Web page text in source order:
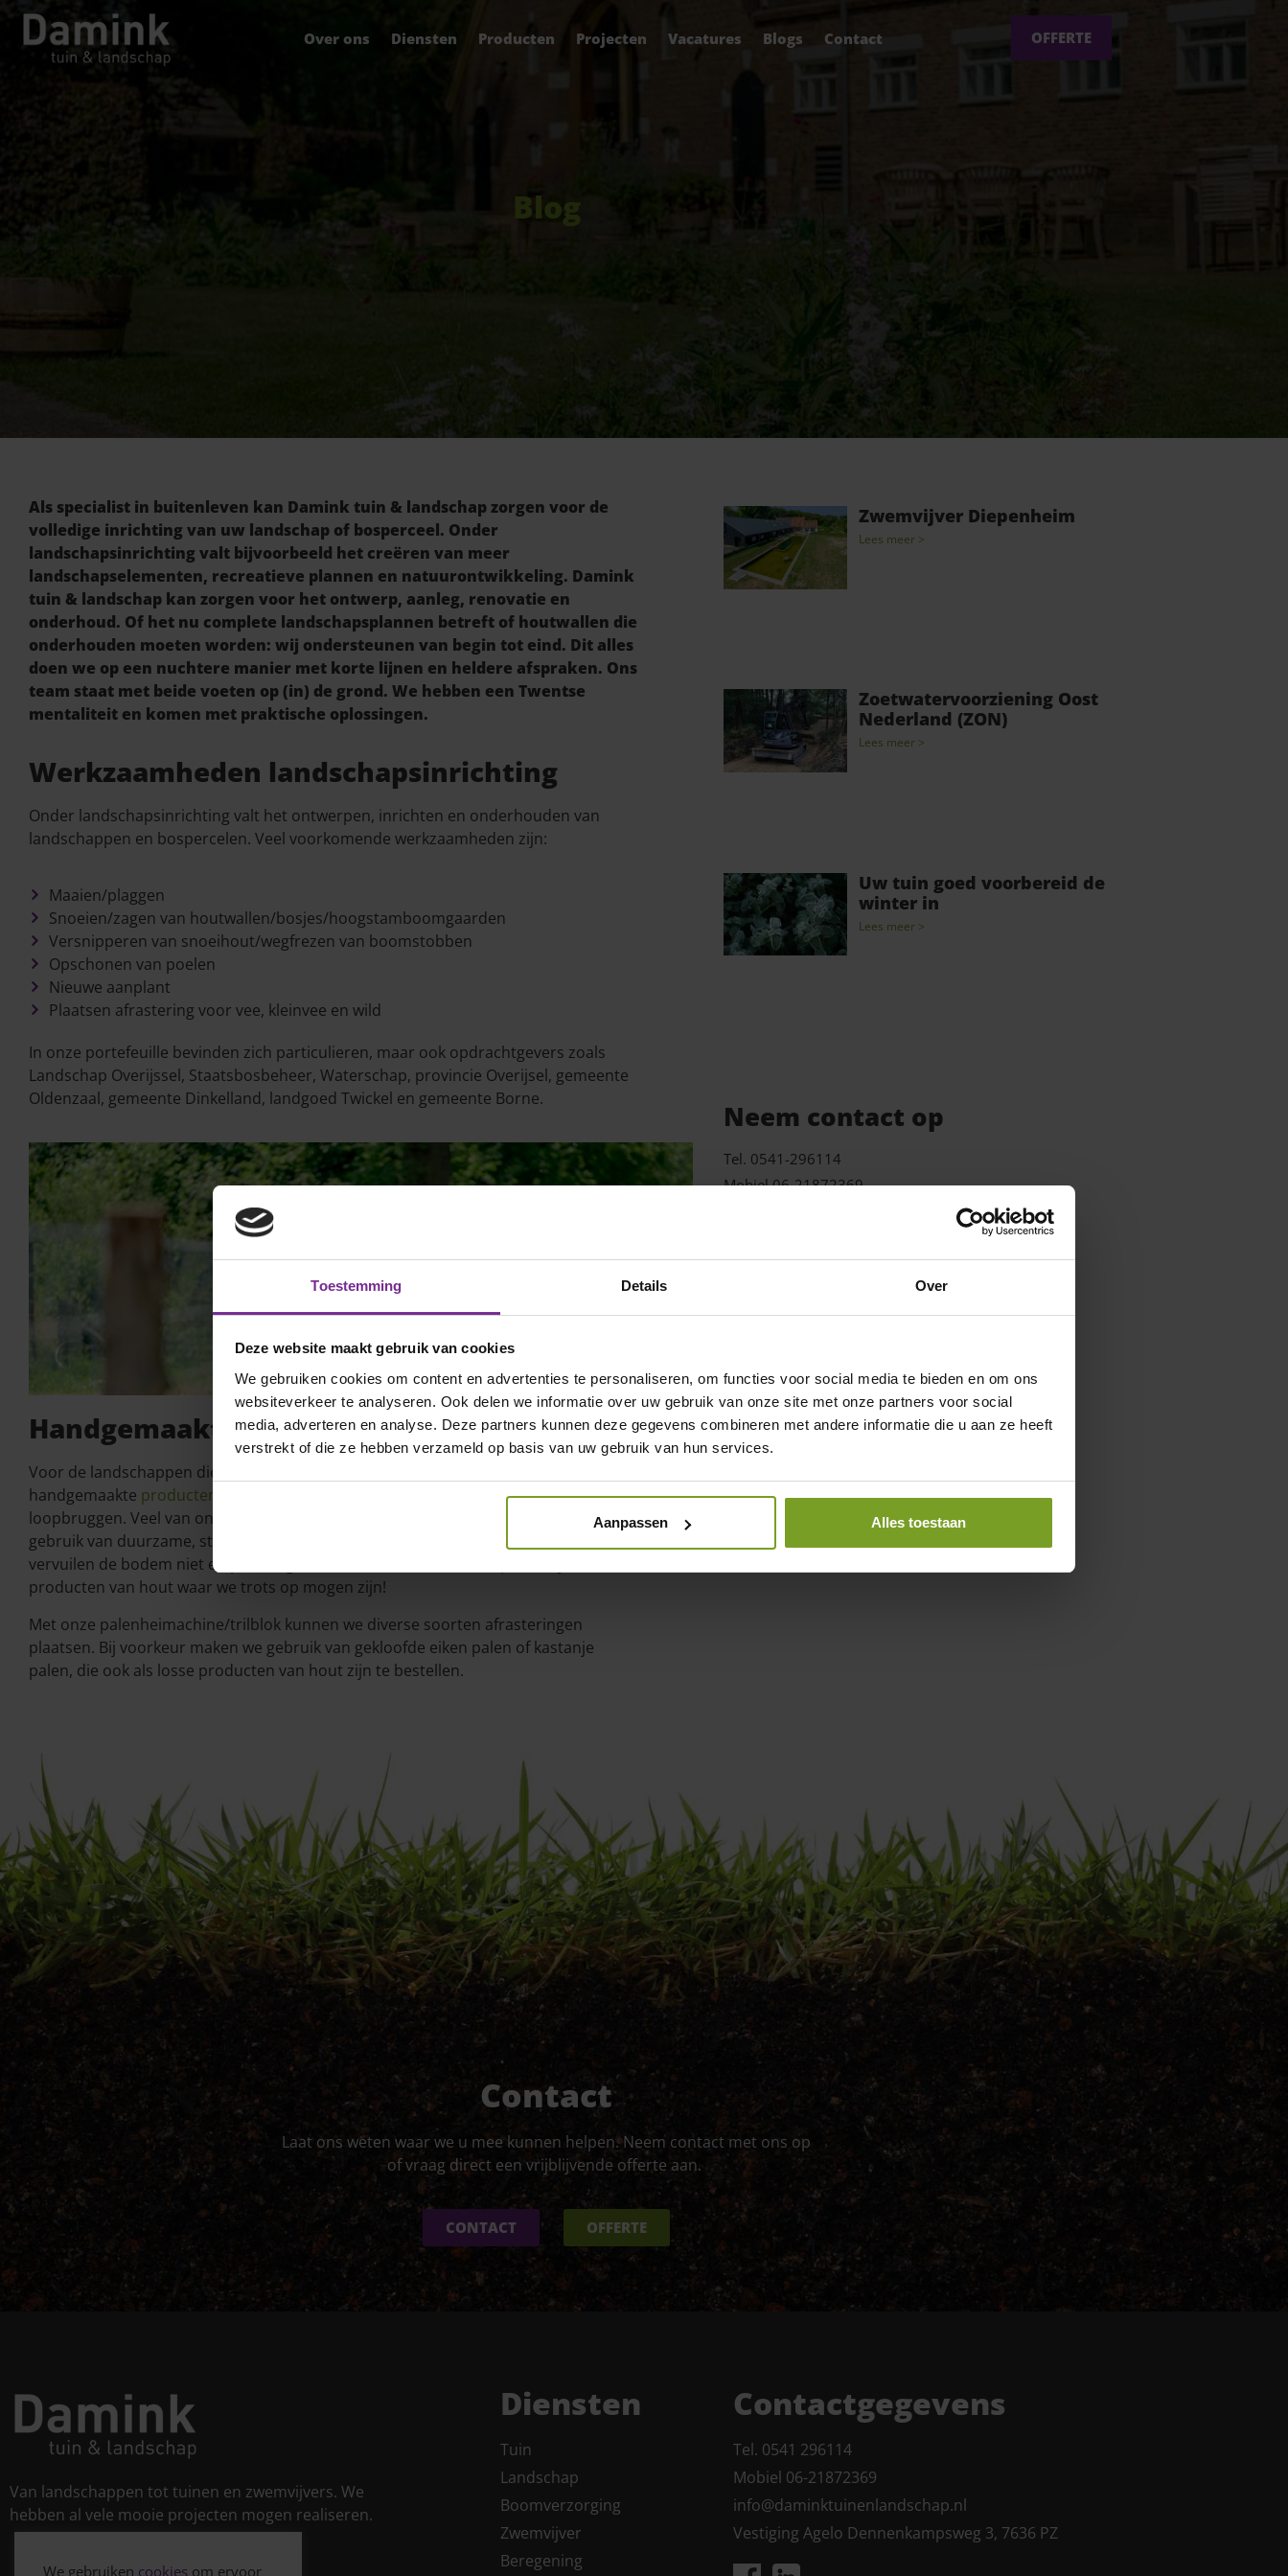
Toestemming Details Over
Deze website maakt gebruik van cookies
We gebruiken cookies om content en advertenties te personaliseren, om functies voor social media te bieden en om ons
websiteverkeer te analyseren. Ook delen we informatie over uw gebruik van onze site met onze partners voor social
media, adverteren en analyse. Deze partners kunnen deze gegevens combineren met andere informatie die u aan ze heeft
verstrekt of die ze hebben verzameld op basis van uw gebruik van hun services.
Aanpassen Alles toestaan
Over ons Diensten Producten Projecten Vacatures Blogs Contact OFFERTE
Blog
Als specialist in buitenleven kan Damink tuin & landschap zorgen voor de
volledige inrichting van uw landschap of bosperceel. Onder
landschapsinrichting valt bijvoorbeeld het creëren van meer
landschapselementen, recreatieve plannen en natuurontwikkeling. Damink
tuin & landschap kan zorgen voor het ontwerp, aanleg, renovatie en
onderhoud. Of het nu complete landschapsplannen betreft of houtwallen die
onderhouden moeten worden: wij ondersteunen van begin tot eind. Dit alles
doen we op een nuchtere manier met korte lijnen en heldere afspraken. Ons
team staat met beide voeten op (in) de grond. We hebben een Twentse
mentaliteit en komen met praktische oplossingen.
Werkzaamheden landschapsinrichting
Onder landschapsinrichting valt het ontwerpen, inrichten en onderhouden van
landschappen en bospercelen. Veel voorkomende werkzaamheden zijn:
Maaien/plaggen
Snoeien/zagen van houtwallen/bosjes/hoogstamboomgaarden
Versnipperen van snoeihout/wegfrezen van boomstobben
Opschonen van poelen
Nieuwe aanplant
Plaatsen afrastering voor vee, kleinvee en wild
In onze portefeuille bevinden zich particulieren, maar ook opdrachtgevers zoals
Landschap Overijssel, Staatsbosbeheer, Waterschap, provincie Overijsel, gemeente
Oldenzaal, gemeente Dinkelland, landgoed Twickel en gemeente Borne.
Handgemaakte producten
Voor de landschappen die wij hebben mogen realiseren maken we vaak gebruik van
handgemaakte producten
zoals landhekken, slagbomen, boombanken en
loopbruggen. Veel van onze producten van hout maken we zelf, met de hand. Het
gebruik van duurzame, sterke en streekeigen materialen vinden we belangrijk. Deze
vervuilen de bodem niet en passen goed in het Twentse landschap. Het zijn
producten van hout waar we trots op mogen zijn!
Met onze palenheimachine/trilblok kunnen we diverse soorten afrasteringen
plaatsen. Bij voorkeur maken we gebruik van gekloofde eiken palen of kastanje
palen, die ook als losse producten van hout zijn te bestellen.
Zwemvijver Diepenheim
Lees meer >
Zoetwatervoorziening Oost
Nederland (ZON)
Lees meer >
Uw tuin goed voorbereid de
winter in
Lees meer >
Neem contact op
Tel. 0541-296114
Mobiel 06-21872369
Vestiging Agelo Dennenkampsweg 3, 7636 PZ
Contact
Laat ons weten waar we u mee kunnen helpen. Neem contact met ons op
of vraag direct een vrijblijvende offerte aan.
CONTACT OFFERTE
Van landschappen tot tuinen en zwemvijvers. We
hebben al vele mooie projecten mogen realiseren.
Diensten
Tuin
Landschap
Boomverzorging
Zwemvijver
Beregening
Contactgegevens
Tel. 0541 296114
Mobiel 06-21872369
info@daminktuinenlandschap.nl
Vestiging Agelo Dennenkampsweg 3, 7636 PZ
We gebruiken cookies om ervoor